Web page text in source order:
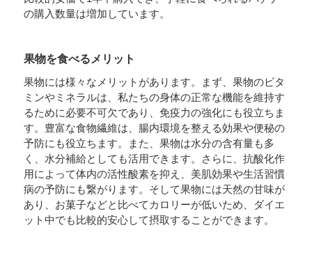
の購入数量は増加しています。
果物を食べるメリット
果物には様々なメリットがあります。まず、果物のビタ
ミンやミネラルは、私たちの身体の正常な機能を維持す
るために必要不可欠であり、免疫力の強化にも役立ちま
す。豊富な食物繊維は、腸内環境を整える効果や便秘の
予防にも役立ちます。また、果物は水分の含有量も多
く、水分補給としても活用できます。さらに、抗酸化作
用によって体内の活性酸素を抑え、美肌効果や生活習慣
病の予防にも繋がります。そして果物には天然の甘味が
あり、お菓子などと比べてカロリーが低いため、ダイエ
ット中でも比較的安心して摂取することができます。